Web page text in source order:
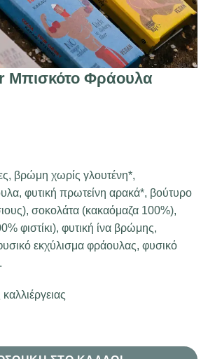
Μπισκότο Φράουλα
βρώμη χωρίς γλουτένη*,
φυτική πρωτείνη αρακά*, βούτυρο
σοκολάτα (κακαόμαζα 100%),
φιστίκι), φυτική ίνα βρώμης,
εκχύλισμα φράουλας, φυσικό
Φράουλα ποσότητα